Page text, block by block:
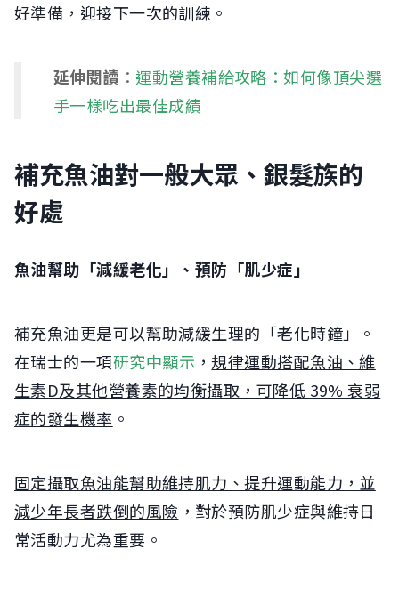
好準備，迎接下一次的訓練。
延伸閱讀 ： 運動營養補給攻略：如何像頂尖選
手一樣吃出最佳成績
補充魚油對一般大眾、銀髮族的
好處
魚油幫助「減緩老化」、預防「肌少症」
補充魚油更是可以幫助減緩生理的「老化時鐘」。
在瑞士的一項研究中顯示 ，規律運動搭配魚油、維
生素D及其他營養素的均衡攝取，可降低 39% 衰弱
症的發生機率 。
固定攝取魚油能幫助維持肌力、提升運動能力，並
減少年長者跌倒的風險 ，對於預防肌少症與維持日
常活動力尤為重要。